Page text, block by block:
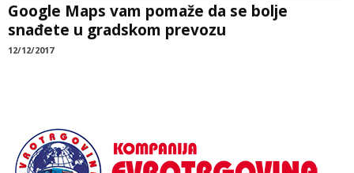
Google Maps vam pomaže da se bolje
snađete u gradskom prevozu
12/12/2017